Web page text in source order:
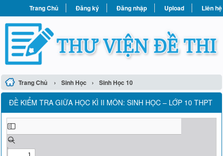
Trang Chủ Đăng ký Đăng nhập Upload Liên hệ
Trang Chủ › Sinh Học › Sinh Học 10
ĐỀ KIỂM TRA GIỮA HỌC KÌ II MÔN: SINH HỌC – LỚP 10 THPT